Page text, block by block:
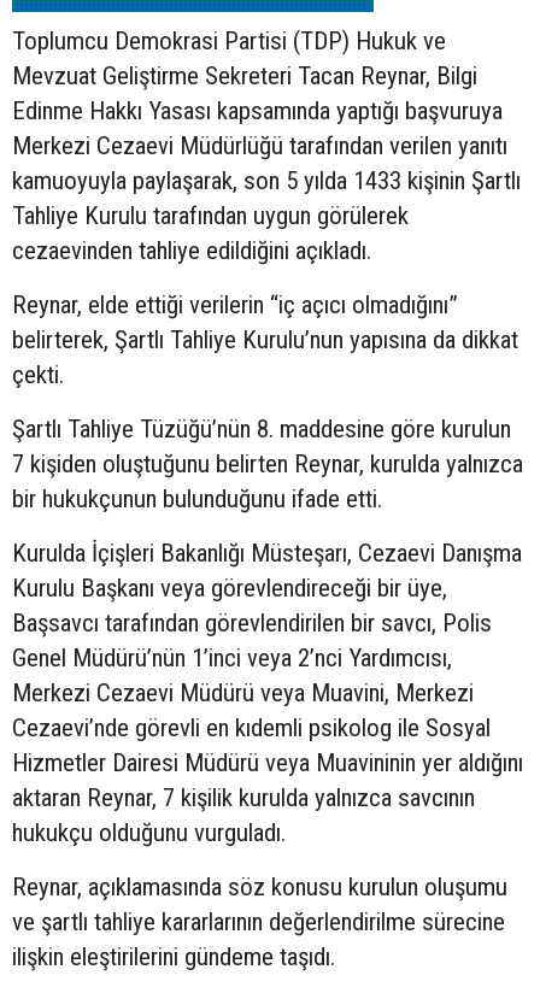
Toplumcu Demokrasi Partisi (TDP) Hukuk ve
Mevzuat Geliştirme Sekreteri Tacan Reynar, Bilgi
Edinme Hakkı Yasası kapsamında yaptığı başvuruya
Merkezi Cezaevi Müdürlüğü tarafından verilen yanıtı
kamuoyuyla paylaşarak, son 5 yılda 1433 kişinin Şartlı
Tahliye Kurulu tarafından uygun görülerek
cezaevinden tahliye edildiğini açıkladı.
Reynar, elde ettiği verilerin “iç açıcı olmadığını”
belirterek, Şartlı Tahliye Kurulu’nun yapısına da dikkat
çekti.
Şartlı Tahliye Tüzüğü’nün 8. maddesine göre kurulun
7 kişiden oluştuğunu belirten Reynar, kurulda yalnızca
bir hukukçunun bulunduğunu ifade etti.
Kurulda İçişleri Bakanlığı Müsteşarı, Cezaevi Danışma
Kurulu Başkanı veya görevlendireceği bir üye,
Başsavcı tarafından görevlendirilen bir savcı, Polis
Genel Müdürü’nün 1’inci veya 2’nci Yardımcısı,
Merkezi Cezaevi Müdürü veya Muavini, Merkezi
Cezaevi’nde görevli en kıdemli psikolog ile Sosyal
Hizmetler Dairesi Müdürü veya Muavininin yer aldığını
aktaran Reynar, 7 kişilik kurulda yalnızca savcının
hukukçu olduğunu vurguladı.
Reynar, açıklamasında söz konusu kurulun oluşumu
ve şartlı tahliye kararlarının değerlendirilme sürecine
ilişkin eleştirilerini gündeme taşıdı.